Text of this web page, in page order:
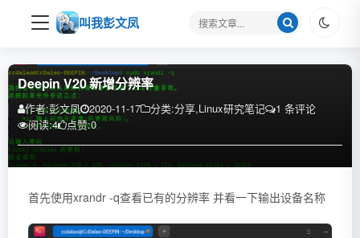
叫我彭文凤
搜
Deepin V20 新增分辨率
作者:彭文凤 2020-11-17 分类:分享,Linux研究笔记
1 条评论
阅读:4 点赞:0
首先使用xrandr -q查看已有的分辨率 并看一下输出设备名称